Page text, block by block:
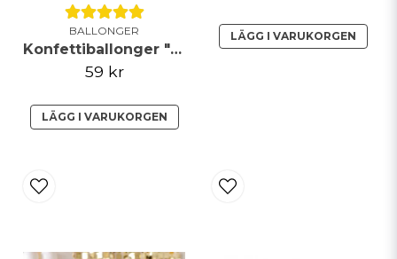
BALLONGER
Konfettiballonger "Fuck You're Old" 5-Pack
59 kr
LÄGG I VARUKORGEN
LÄGG I VARUKORGEN